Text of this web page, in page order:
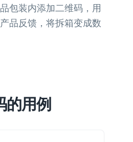
包装内添加二维码，用
品反馈，将拆箱变成数
的用例